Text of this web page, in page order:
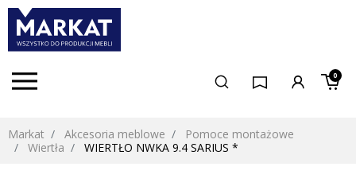
0
Markat Akcesoria meblowe
Pomoce montażowe
Wiertła
WIERTŁO NWKA 9.4 SARIUS *